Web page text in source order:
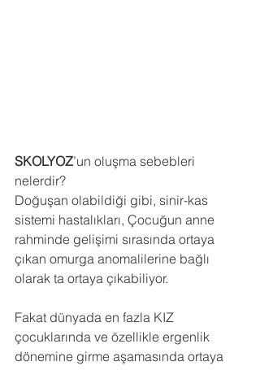
SKOLYOZ’un oluşma sebebleri
nelerdir?
Doğuşan olabildiği gibi, sinir-kas
sistemi hastalıkları, Çocuğun anne
rahminde gelişimi sırasında ortaya
çıkan omurga anomalilerine bağlı
olarak ta ortaya çıkabiliyor.
Fakat dünyada en fazla KIZ
çocuklarında ve özellikle ergenlik
dönemine girme aşamasında ortaya